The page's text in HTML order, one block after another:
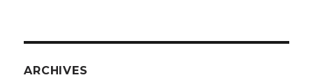
ARCHIVES